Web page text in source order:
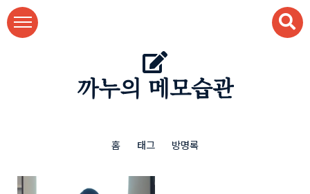
본문 바로가기
까누의 메모습관
홈 태그 방명록